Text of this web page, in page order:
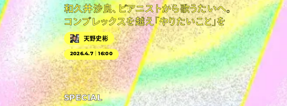
和久井沙良、ピアニストから歌うたいへ。
コンプレックスを越え「やりたいこと」を
天野史彬
2026.4.7｜16:00
SPECIAL